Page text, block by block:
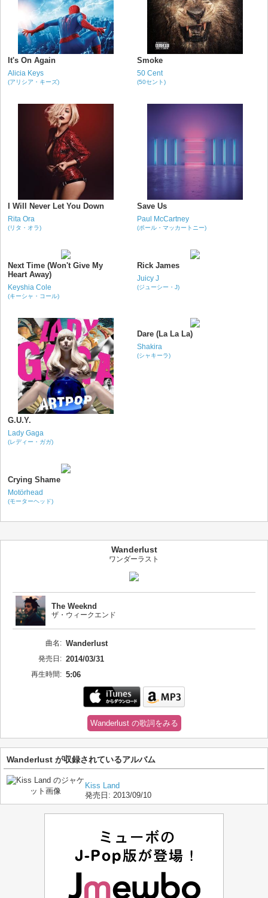
It's On Again
Alicia Keys
(アリシア・キーズ)
Smoke
50 Cent
(50セント)
I Will Never Let You Down
Rita Ora
(リタ・オラ)
Save Us
Paul McCartney
(ポール・マッカートニー)
Next Time (Won't Give My
Heart Away)
Keyshia Cole
(キーシャ・コール)
Rick James
Juicy J
(ジューシー・J)
G.U.Y.
Lady Gaga
(レディー・ガガ)
Dare (La La La)
Shakira
(シャキーラ)
Crying Shame
Motörhead
(モーターヘッド)
Wanderlust
ワンダーラスト
The Weeknd
ザ・ウィークエンド
曲名: Wanderlust
発売日: 2014/03/31
再生時間: 5:06
Wanderlust の歌詞をみる
Wanderlust が収録されているアルバム
Kiss Land
発売日: 2013/09/10